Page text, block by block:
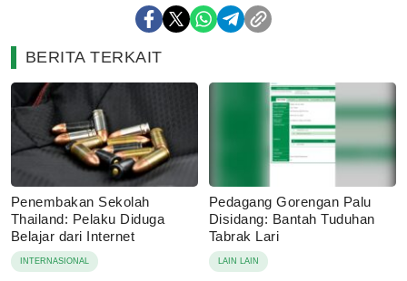
BERITA TERKAIT
Penembakan Sekolah
Thailand: Pelaku Diduga
Belajar dari Internet
INTERNASIONAL
Pedagang Gorengan Palu
Disidang: Bantah Tuduhan
Tabrak Lari
LAIN LAIN